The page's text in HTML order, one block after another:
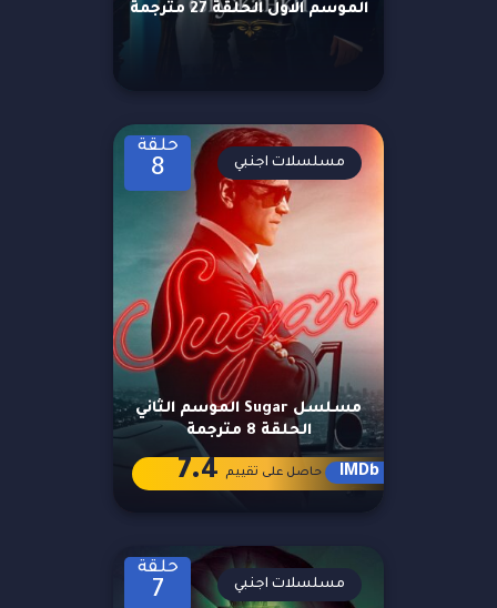
الموسم الاول الحلقة 27 مترجمة
حلقة
8
مسلسل Sugar الموسم الثاني
الحلقة 8 مترجمة
مسلسلات اجنبي
IMDb حاصل على تقييم 7.4
حلقة
7 مسلسلات اجنبي